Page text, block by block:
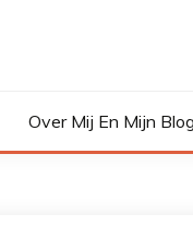
Over Mij En Mijn Blog